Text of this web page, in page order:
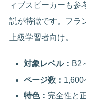
ィブスピーカーも参
説が特徴です。フラ
上級学習者向け。
対象レベル： B2
ページ数： 1,600
特色： 完全性と